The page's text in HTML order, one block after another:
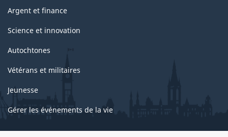
Argent et finance
Science et innovation
Autochtones
Vétérans et militaires
Jeunesse
Gérer les événements de la vie